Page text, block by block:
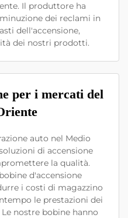
Il produttore ha
dei reclami in
dell'accensione,
dei nostri prodotti.
per i mercati del
auto nel Medio
di accensione
la qualità.
d'accensione
i costi di magazzino
le prestazioni dei
nostre bobine hanno